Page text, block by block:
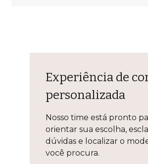
Experiência de
personalizada
Nosso time está pronto
orientar sua escolha,
dúvidas e localizar o
você procura.